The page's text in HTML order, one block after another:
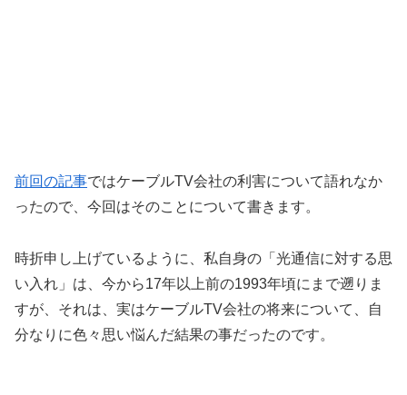
前回の記事ではケーブルTV会社の利害について語れなか
ったので、今回はそのことについて書きます。
時折申し上げているように、私自身の「光通信に対する思
い入れ」は、今から17年以上前の1993年頃にまで遡りま
すが、それは、実はケーブルTV会社の将来について、自
分なりに色々思い悩んだ結果の事だったのです。